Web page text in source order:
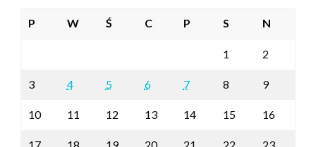
P W Ś C P S N
1 2
3 4 5 6 7 8 9
10 11 12 13 14 15 16